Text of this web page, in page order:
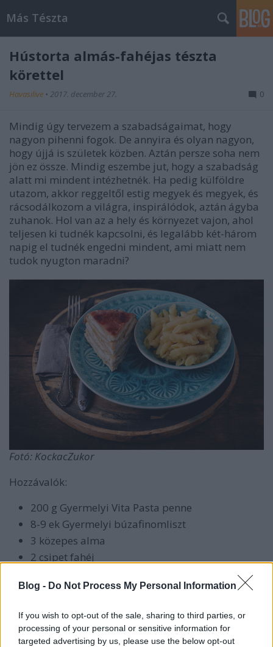
Blog - Do Not Process My Personal Information
If you wish to opt-out of the sale, sharing to third parties, or
processing of your personal or sensitive information for
targeted advertising by us, please use the below opt-out
Más Tészta
Hústorta almás-fahéjas tészta
körettel
Havasilive • 2017. december 27. 0
Mindig úgy tervezem a szabadságaimat, hogy
nagyon pihenni fogok. De annyira és olyan nagyon,
hogy újjá is születek közben. Aztán persze soha nem
jön ez össze. Mindig eszembe jut, hogy a szabadság
alatt mi mindent intézhetnék. Ha pedig külföldre
utazom, akkor reggeltől estig megyek és megyek, és
rácsodálkozom a világra, inspirálódok, aztán ágyba
zuhanok. Hol van az a hely és környezet vajon, ahol
teljesen ki tudnék kapcsolni, és legalább két-három
napig el tudnék engedni mindent, ami miatt nem
tudok nyugton maradni?
Fotó: KockacZukor
Hozzávalók:
200 g Gyermelyi Vita Pasta penne
8-9 ek Gyermelyi búzafinomliszt
3 közepes alma
2 csipet fahéj
1 kg csirkemell
400 g reszelt sajt (füstölt)
4 db tojás